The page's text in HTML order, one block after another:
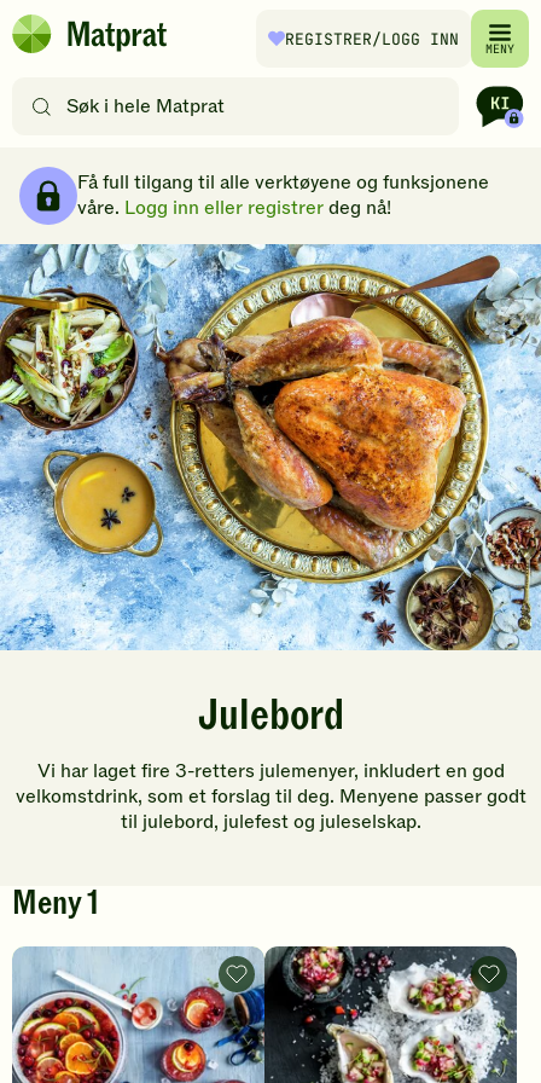
Hopp til hovedinnhold
Matprat
REGISTRER/LOGG INN MENY
etter
filtre
Få full tilgang til alle verktøyene og funksjonene
våre. Logg inn eller registrerdeg nå!
Julebord
Vi har laget fire 3-retters julemenyer, inkludert en god
velkomstdrink, som et forslag til deg. Menyene passer godt
til julebord, julefest og juleselskap.
Meny 1
Julens
velkomstdrink
-
legg
til
favoritter
Østers
med
lime
og
agurk
-